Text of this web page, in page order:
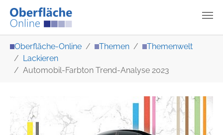
Oberfläche-Online Themen
Themenwelt
Lackieren
Automobil-Farbton Trend-Analyse 2023